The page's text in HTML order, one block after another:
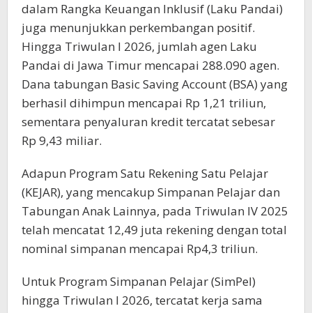
dalam Rangka Keuangan Inklusif (Laku Pandai)
juga menunjukkan perkembangan positif.
Hingga Triwulan I 2026, jumlah agen Laku
Pandai di Jawa Timur mencapai 288.090 agen.
Dana tabungan Basic Saving Account (BSA) yang
berhasil dihimpun mencapai Rp 1,21 triliun,
sementara penyaluran kredit tercatat sebesar
Rp 9,43 miliar.
Adapun Program Satu Rekening Satu Pelajar
(KEJAR), yang mencakup Simpanan Pelajar dan
Tabungan Anak Lainnya, pada Triwulan IV 2025
telah mencatat 12,49 juta rekening dengan total
nominal simpanan mencapai Rp4,3 triliun.
Untuk Program Simpanan Pelajar (SimPel)
hingga Triwulan I 2026, tercatat kerja sama